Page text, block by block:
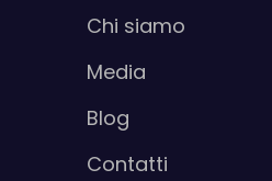
Chi siamo
Media
Blog
Contatti